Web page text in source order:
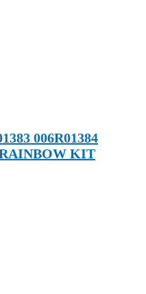
006R01384
RAINBOW KIT